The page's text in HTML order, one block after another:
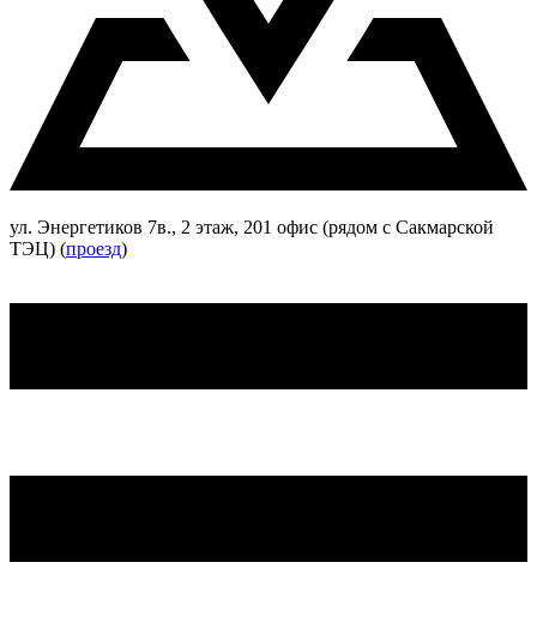
ул. Энергетиков 7в., 2 этаж, 201 офис (рядом с Сакмарской
ТЭЦ) (проезд)